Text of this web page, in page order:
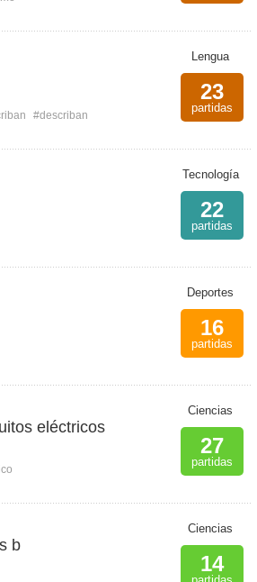
#describan
Lengua
23
partidas
Tecnología
22
partidas
Deportes
16
partidas
eléctricos
Ciencias
27
partidas
b
Ciencias
14